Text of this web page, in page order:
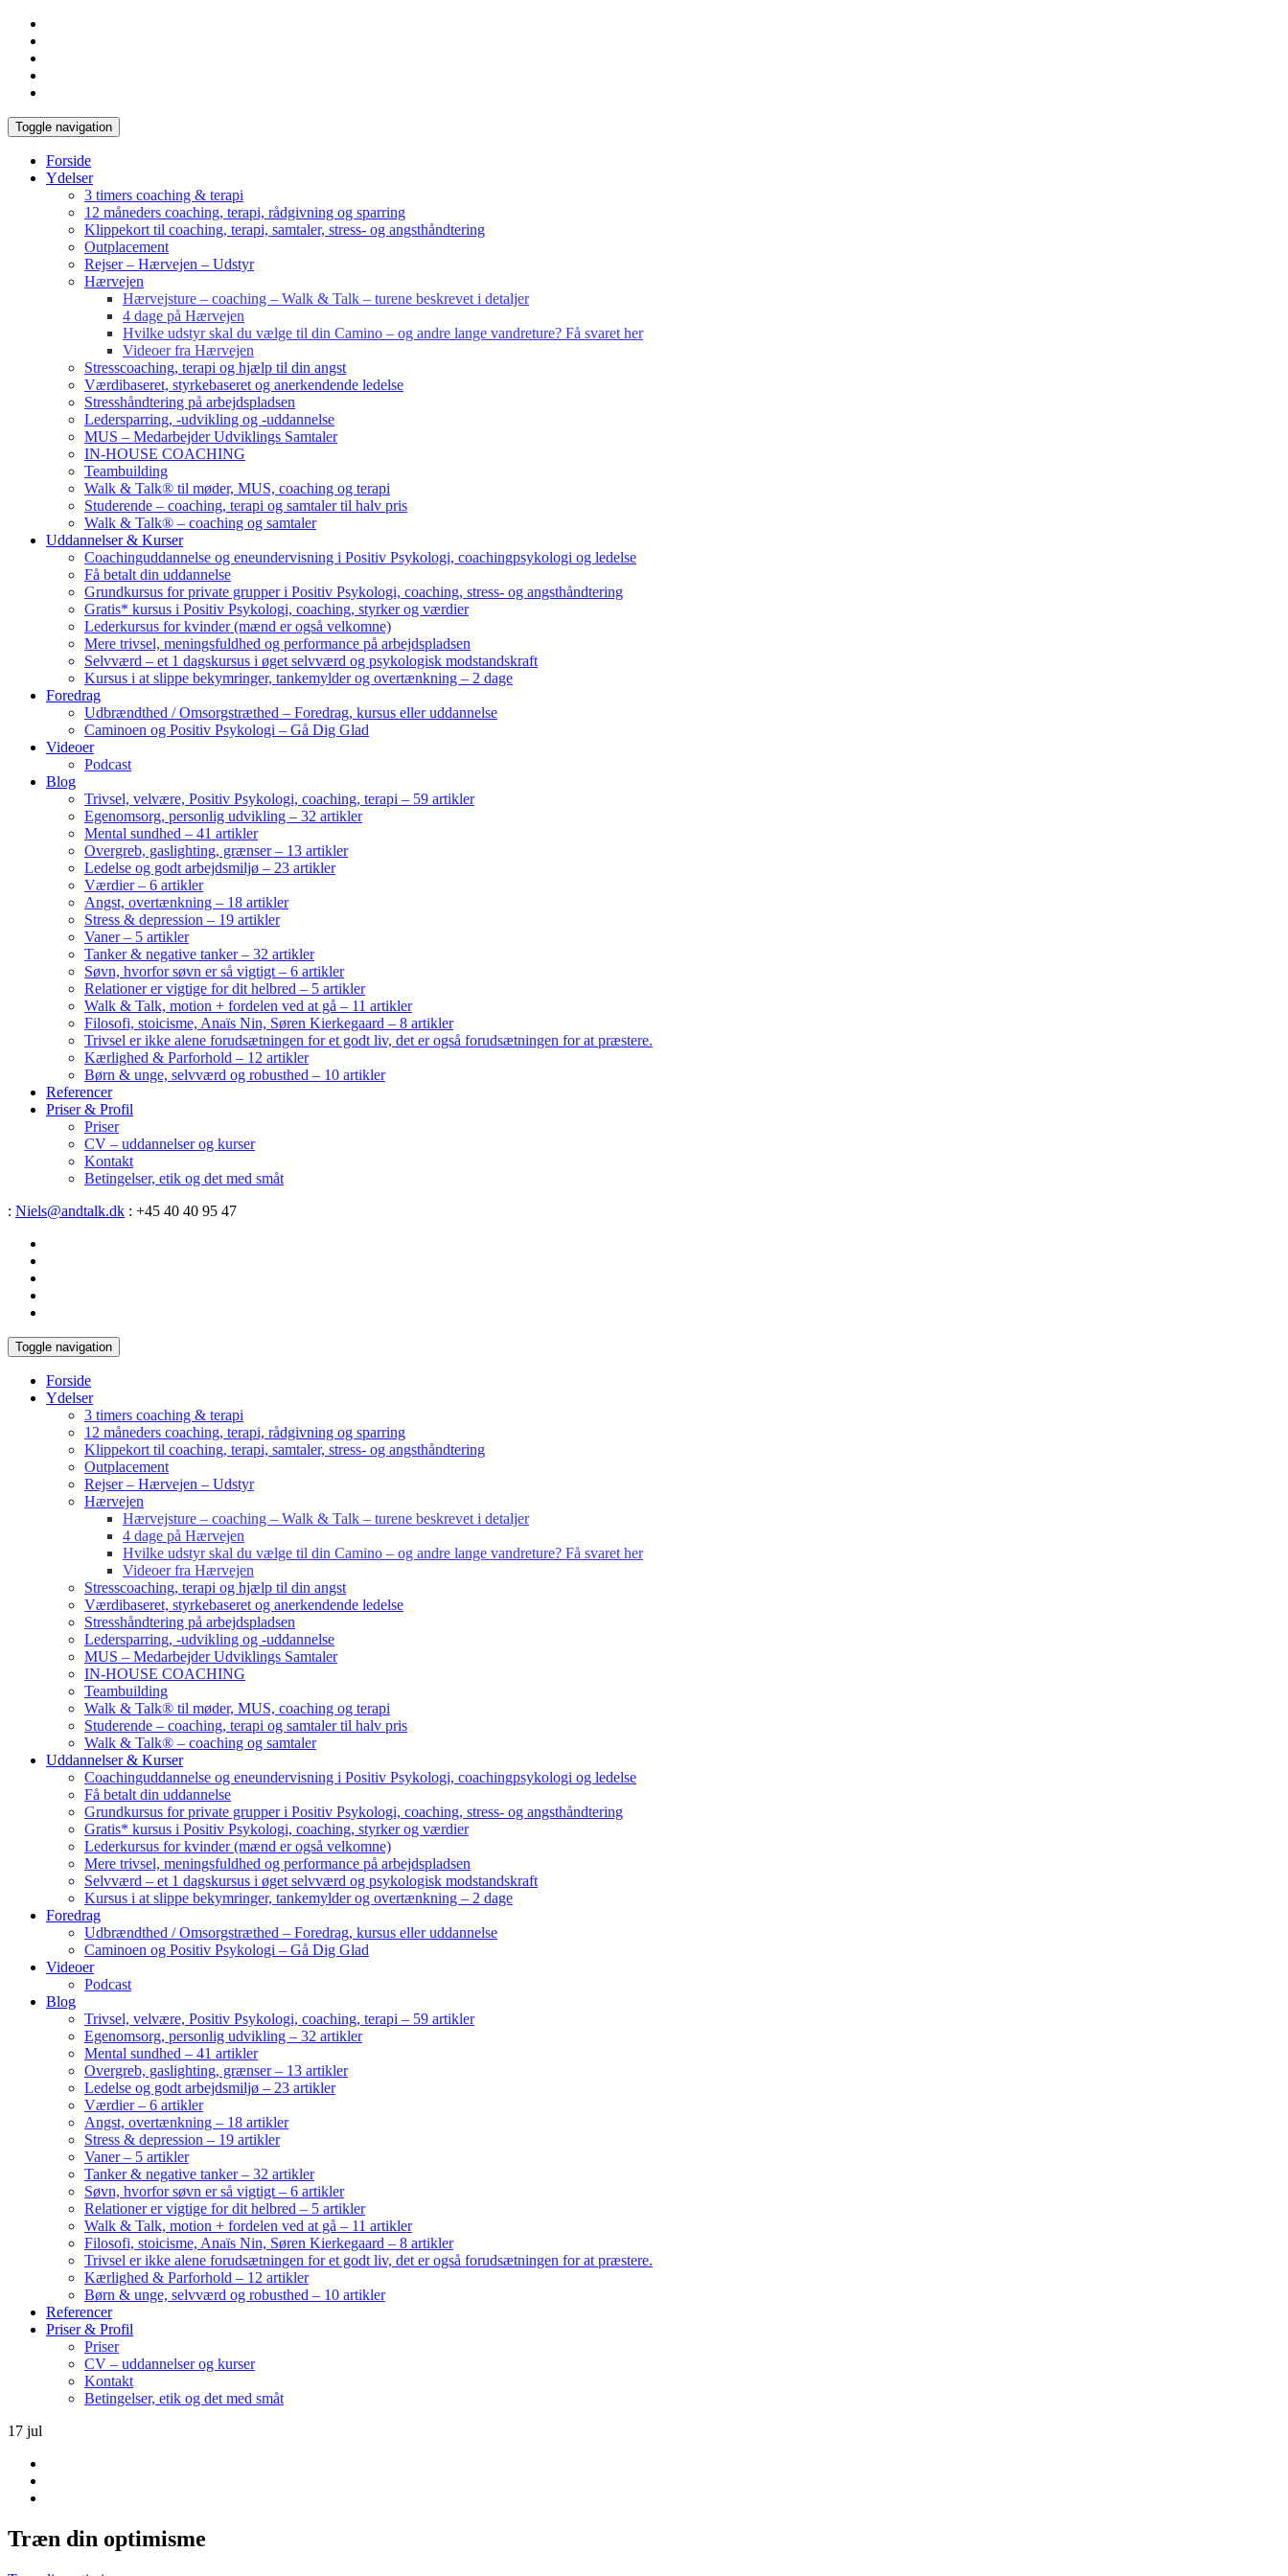
Toggle navigation
Forside
Ydelser
3 timers coaching & terapi
12 måneders coaching, terapi, rådgivning og sparring
Klippekort til coaching, terapi, samtaler, stress- og angsthåndtering
Outplacement
Rejser – Hærvejen – Udstyr
Hærvejen
Hærvejsture – coaching – Walk & Talk – turene beskrevet i detaljer
4 dage på Hærvejen
Hvilke udstyr skal du vælge til din Camino – og andre lange vandreture? Få svaret her
Videoer fra Hærvejen
Stresscoaching, terapi og hjælp til din angst
Værdibaseret, styrkebaseret og anerkendende ledelse
Stresshåndtering på arbejdspladsen
Ledersparring, -udvikling og -uddannelse
MUS – Medarbejder Udviklings Samtaler
IN-HOUSE COACHING
Teambuilding
Walk & Talk® til møder, MUS, coaching og terapi
Studerende – coaching, terapi og samtaler til halv pris
Walk & Talk® – coaching og samtaler
Uddannelser & Kurser
Coachinguddannelse og eneundervisning i Positiv Psykologi, coachingpsykologi og ledelse
Få betalt din uddannelse
Grundkursus for private grupper i Positiv Psykologi, coaching, stress- og angsthåndtering
Gratis* kursus i Positiv Psykologi, coaching, styrker og værdier
Lederkursus for kvinder (mænd er også velkomne)
Mere trivsel, meningsfuldhed og performance på arbejdspladsen
Selvværd – et 1 dagskursus i øget selvværd og psykologisk modstandskraft
Kursus i at slippe bekymringer, tankemylder og overtænkning – 2 dage
Foredrag
Udbrændthed / Omsorgstræthed – Foredrag, kursus eller uddannelse
Caminoen og Positiv Psykologi – Gå Dig Glad
Videoer
Podcast
Blog
Trivsel, velvære, Positiv Psykologi, coaching, terapi – 59 artikler
Egenomsorg, personlig udvikling – 32 artikler
Mental sundhed – 41 artikler
Overgreb, gaslighting, grænser – 13 artikler
Ledelse og godt arbejdsmiljø – 23 artikler
Værdier – 6 artikler
Angst, overtænkning – 18 artikler
Stress & depression – 19 artikler
Vaner – 5 artikler
Tanker & negative tanker – 32 artikler
Søvn, hvorfor søvn er så vigtigt – 6 artikler
Relationer er vigtige for dit helbred – 5 artikler
Walk & Talk, motion + fordelen ved at gå – 11 artikler
Filosofi, stoicisme, Anaïs Nin, Søren Kierkegaard – 8 artikler
Trivsel er ikke alene forudsætningen for et godt liv, det er også forudsætningen for at præstere.
Kærlighed & Parforhold – 12 artikler
Børn & unge, selvværd og robusthed – 10 artikler
Referencer
Priser & Profil
Priser
CV – uddannelser og kurser
Kontakt
Betingelser, etik og det med småt
: Niels@andtalk.dk : +45 40 40 95 47
Toggle navigation
Forside
Ydelser
3 timers coaching & terapi
12 måneders coaching, terapi, rådgivning og sparring
Klippekort til coaching, terapi, samtaler, stress- og angsthåndtering
Outplacement
Rejser – Hærvejen – Udstyr
Hærvejen
Hærvejsture – coaching – Walk & Talk – turene beskrevet i detaljer
4 dage på Hærvejen
Hvilke udstyr skal du vælge til din Camino – og andre lange vandreture? Få svaret her
Videoer fra Hærvejen
Stresscoaching, terapi og hjælp til din angst
Værdibaseret, styrkebaseret og anerkendende ledelse
Stresshåndtering på arbejdspladsen
Ledersparring, -udvikling og -uddannelse
MUS – Medarbejder Udviklings Samtaler
IN-HOUSE COACHING
Teambuilding
Walk & Talk® til møder, MUS, coaching og terapi
Studerende – coaching, terapi og samtaler til halv pris
Walk & Talk® – coaching og samtaler
Uddannelser & Kurser
Coachinguddannelse og eneundervisning i Positiv Psykologi, coachingpsykologi og ledelse
Få betalt din uddannelse
Grundkursus for private grupper i Positiv Psykologi, coaching, stress- og angsthåndtering
Gratis* kursus i Positiv Psykologi, coaching, styrker og værdier
Lederkursus for kvinder (mænd er også velkomne)
Mere trivsel, meningsfuldhed og performance på arbejdspladsen
Selvværd – et 1 dagskursus i øget selvværd og psykologisk modstandskraft
Kursus i at slippe bekymringer, tankemylder og overtænkning – 2 dage
Foredrag
Udbrændthed / Omsorgstræthed – Foredrag, kursus eller uddannelse
Caminoen og Positiv Psykologi – Gå Dig Glad
Videoer
Podcast
Blog
Trivsel, velvære, Positiv Psykologi, coaching, terapi – 59 artikler
Egenomsorg, personlig udvikling – 32 artikler
Mental sundhed – 41 artikler
Overgreb, gaslighting, grænser – 13 artikler
Ledelse og godt arbejdsmiljø – 23 artikler
Værdier – 6 artikler
Angst, overtænkning – 18 artikler
Stress & depression – 19 artikler
Vaner – 5 artikler
Tanker & negative tanker – 32 artikler
Søvn, hvorfor søvn er så vigtigt – 6 artikler
Relationer er vigtige for dit helbred – 5 artikler
Walk & Talk, motion + fordelen ved at gå – 11 artikler
Filosofi, stoicisme, Anaïs Nin, Søren Kierkegaard – 8 artikler
Trivsel er ikke alene forudsætningen for et godt liv, det er også forudsætningen for at præstere.
Kærlighed & Parforhold – 12 artikler
Børn & unge, selvværd og robusthed – 10 artikler
Referencer
Priser & Profil
Priser
CV – uddannelser og kurser
Kontakt
Betingelser, etik og det med småt
17 jul
Træn din optimisme